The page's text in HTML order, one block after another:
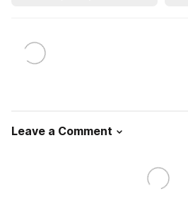
Leave a Comment